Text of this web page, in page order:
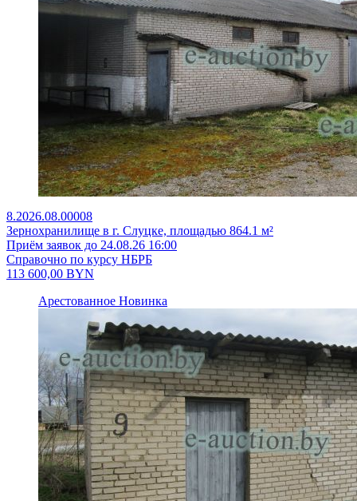
8.2026.08.00008
Зернохранилище в г. Слуцке, площадью 864.1 м²
Приём заявок до 24.08.26 16:00
Справочно по курсу НБРБ
113 600,00 BYN
Арестованное Новинка